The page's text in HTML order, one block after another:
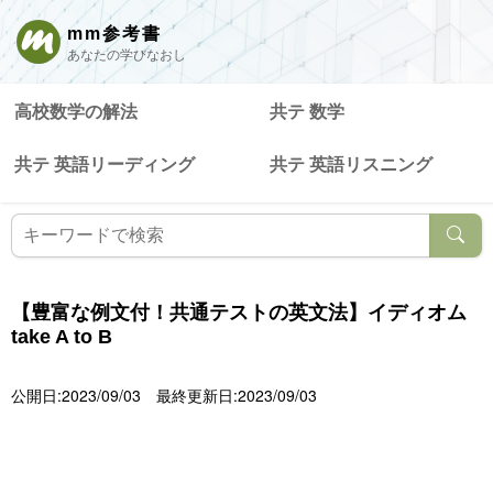
mm参考書
あなたの学びなおし
高校数学の解法 共テ 数学
共テ 英語リーディング 共テ 英語リスニング
【豊富な例文付！共通テストの英文法】イディオム
take A to B
公開日:2023/09/03 最終更新日:2023/09/03